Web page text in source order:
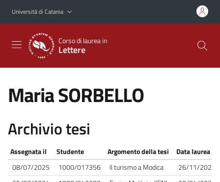
Vai al contenuto principale
Vai al menu di navigazione
Università di Catania
Corso di laurea in
Lettere
Maria SORBELLO
Archivio tesi
Assegnata il Studente Argomento della tesi
Data laurea
08/07/2025
1000/017356 Il turismo a Modica
26/11/2025